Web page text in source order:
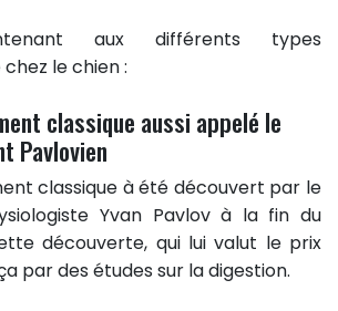
aux différents types
le chien :
classique aussi appelé le
Pavlovien
classique à été découvert par le
Yvan Pavlov à la fin du
découverte, qui lui valut le prix
par des études sur la digestion.